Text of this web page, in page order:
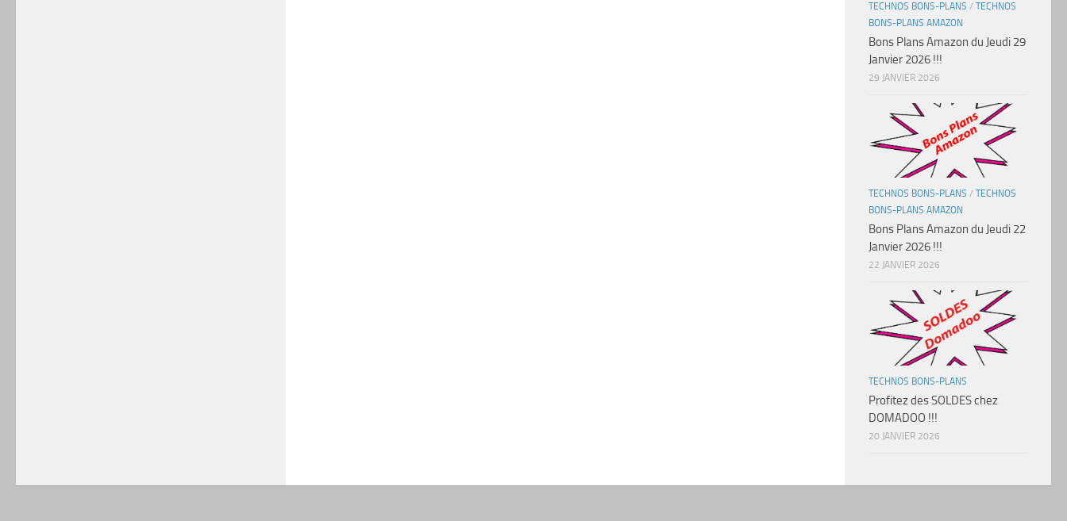
TECHNOS BONS-PLANS / TECHNOS
BONS-PLANS AMAZON
Bons Plans Amazon du Jeudi 29
Janvier 2026 !!!
29 JANVIER 2026
TECHNOS BONS-PLANS / TECHNOS
BONS-PLANS AMAZON
Bons Plans Amazon du Jeudi 22
Janvier 2026 !!!
22 JANVIER 2026
TECHNOS BONS-PLANS
Profitez des SOLDES chez
DOMADOO !!!
20 JANVIER 2026